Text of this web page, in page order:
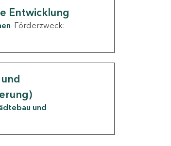
Entwicklung
Förderzweck:
und